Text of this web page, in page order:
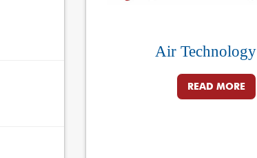
Air Technology
READ MORE